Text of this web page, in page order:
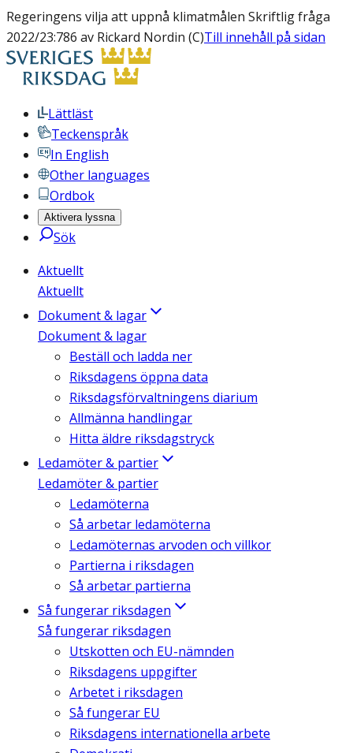
Regeringens vilja att uppnå klimatmålen Skriftlig fråga
2022/23:786 av Rickard Nordin (C)Till innehåll på sidan
Lättläst
Teckenspråk
In English
Other languages
Ordbok
Aktivera lyssna
Sök
Aktuellt
Aktuellt
Dokument & lagar
Dokument & lagar
Beställ och ladda ner
Riksdagens öppna data
Riksdagsförvaltningens diarium
Allmänna handlingar
Hitta äldre riksdagstryck
Ledamöter & partier
Ledamöter & partier
Ledamöterna
Så arbetar ledamöterna
Ledamöternas arvoden och villkor
Partierna i riksdagen
Så arbetar partierna
Så fungerar riksdagen
Så fungerar riksdagen
Utskotten och EU-nämnden
Riksdagens uppgifter
Arbetet i riksdagen
Så fungerar EU
Riksdagens internationella arbete